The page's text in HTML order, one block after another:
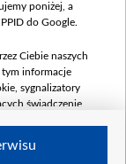
poniżej, a
do Google.
Ciebie naszych
tym informacje
sygnalizatory
świadczenie